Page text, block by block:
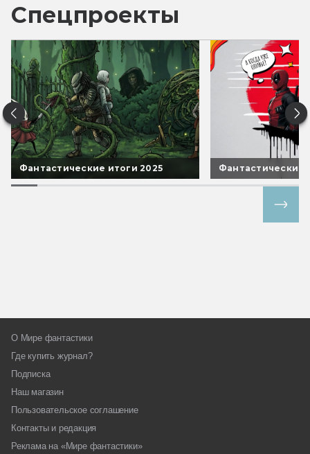
Спецпроекты
Фантастические итоги 2025 Фантастические
О Мире фантастики
Где купить журнал?
Подписка
Наш магазин
Пользовательское соглашение
Контакты и редакция
Реклама на «Мире фантастики»